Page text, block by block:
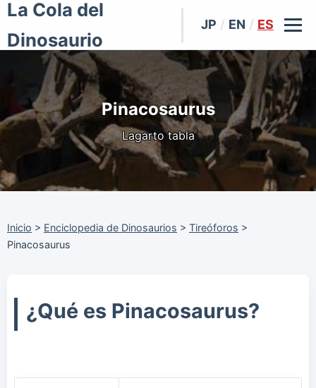
La Cola del
Dinosaurio
JP / EN / ES
Pinacosaurus
Lagarto tabla
Inicio > Enciclopedia de Dinosaurios > Tireóforos >
Pinacosaurus
¿Qué es Pinacosaurus?